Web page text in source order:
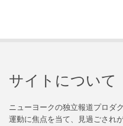
サイトについて
ニューヨークの独立報道プロダ
運動に焦点を当て、見過ごされ